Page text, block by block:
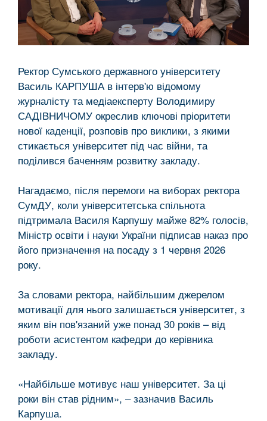
Ректор Сумського державного університету
Василь КАРПУША в інтерв'ю відомому
журналісту та медіаексперту Володимиру
САДІВНИЧОМУ окреслив ключові пріоритети
нової каденції, розповів про виклики, з якими
стикається університет під час війни, та
поділився баченням розвитку закладу.
Нагадаємо, після перемоги на виборах ректора
СумДУ, коли університетська спільнота
підтримала Василя Карпушу майже 82% голосів,
Міністр освіти і науки України підписав наказ про
його призначення на посаду з 1 червня 2026
року.
За словами ректора, найбільшим джерелом
мотивації для нього залишається університет, з
яким він пов'язаний уже понад 30 років – від
роботи асистентом кафедри до керівника
закладу.
«Найбільше мотивує наш університет. За ці
роки він став рідним», – зазначив Василь
Карпуша.